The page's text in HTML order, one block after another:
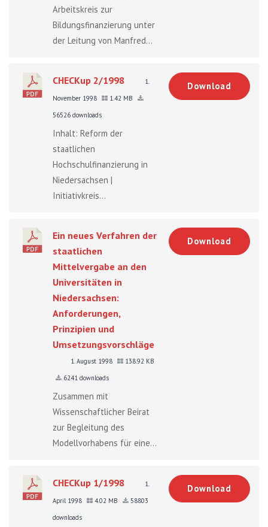
Arbeitskreis zur
Bildungsfinanzierung unter
der Leitung von Manfred...
CHECKup 2/1998
1.
November 1998
1.42 MB
56526 downloads
Inhalt: Reform der
staatlichen
Hochschulfinanzierung in
Niedersachsen |
Initiativkreis...
Download
Ein neues Verfahren der
staatlichen
Mittelvergabe an den
Universitäten in
Niedersachsen:
Anforderungen,
Prinzipien und
Umsetzungsvorschläge
1. August 1998
138.92 KB
6241 downloads
Zusammen mit
Wissenschaftlicher Beirat
zur Begleitung des
Modellvorhabens für eine...
Download
CHECKup 1/1998
1.
April 1998
4.02 MB
58803
downloads
Download